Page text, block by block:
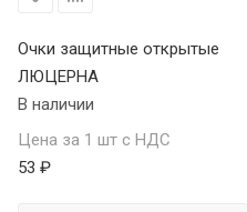
Очки защитные открытые
ЛЮЦЕРНА
В наличии
Цена за 1 шт с НДС
53 ₽